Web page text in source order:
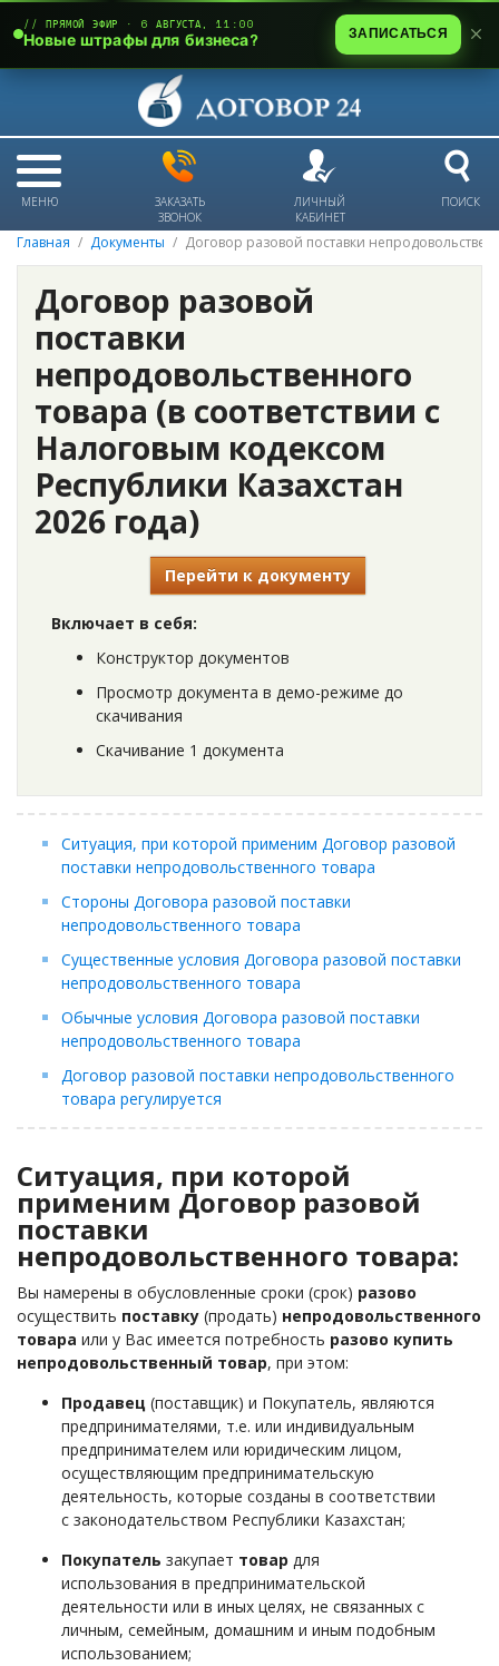
МЕНЮ
ЗАКАЗАТЬ
ЗВОНОК
ЛИЧНЫЙ
КАБИНЕТ
ПОИСК
Главная Документы Договор разовой поставки
Договор разовой
поставки
непродовольственного
товара (в соответствии с
Налоговым кодексом
Республики Казахстан
2026 года)
Перейти к документу
Включает в себя:
Конструктор документов
Просмотр документа в демо-режиме до
скачивания
Скачивание 1 документа
Ситуация, при которой применим Договор разовой
поставки непродовольственного товара
Стороны Договора разовой поставки
непродовольственного товара
Существенные условия Договора разовой поставки
непродовольственного товара
Обычные условия Договора разовой поставки
непродовольственного товара
Договор разовой поставки непродовольственного
товара регулируется
Ситуация, при которой
применим Договор разовой
поставки
непродовольственного товара:
Вы намерены в обусловленные сроки (срок) разово
осуществить поставку (продать) непродовольственного
товара или у Вас имеется потребность разово купить
непродовольственный товар, при этом:
Продавец (поставщик) и Покупатель, являются
предпринимателями, т.е. или индивидуальным
предпринимателем или юридическим лицом,
осуществляющим предпринимательскую
деятельность, которые созданы в соответствии
с законодательством Республики Казахстан;
Покупатель закупает товар для
использования в предпринимательской
деятельности или в иных целях, не связанных с
личным, семейным, домашним и иным подобным
использованием;
// ПРЯМОЙ ЭФИР · 6 АВГУСТА, 11:00
Новые штрафы для бизнеса? ЗАПИСАТЬСЯ